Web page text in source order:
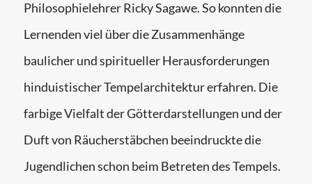
Philosophielehrer Ricky Sagawe. So konnten die
Lernenden viel über die Zusammenhänge
baulicher und spiritueller Herausforderungen
hinduistischer Tempelarchitektur erfahren. Die
farbige Vielfalt der Götterdarstellungen und der
Duft von Räucherstäbchen beeindruckte die
Jugendlichen schon beim Betreten des Tempels.